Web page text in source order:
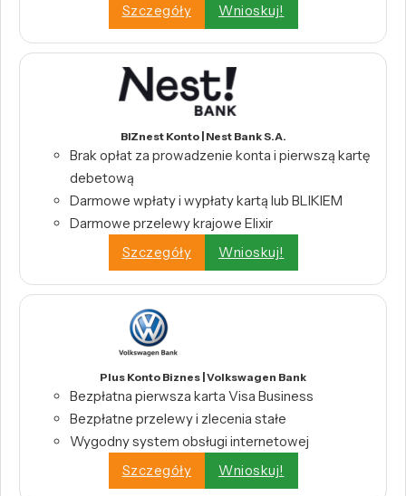
Szczegóły
Wnioskuj!
BIZnest Konto | Nest Bank S.A.
Brak opłat za prowadzenie konta i pierwszą kartę
debetową
Darmowe wpłaty i wypłaty kartą lub BLIKIEM
Darmowe przelewy krajowe Elixir
Szczegóły
Wnioskuj!
Plus Konto Biznes | Volkswagen Bank
Bezpłatna pierwsza karta Visa Business
Bezpłatne przelewy i zlecenia stałe
Wygodny system obsługi internetowej
Szczegóły
Wnioskuj!